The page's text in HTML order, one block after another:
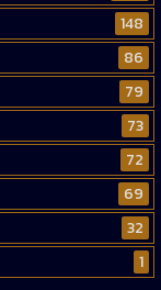
148
86
79
73
72
69
32
1